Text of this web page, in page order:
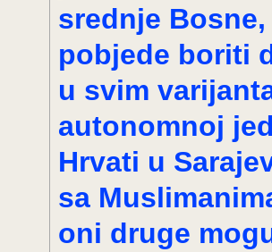
srednje
pobjede boriti
u svim
autonomnoj
Hrvati u
sa
oni druge